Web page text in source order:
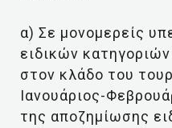
α) Σε μονομερείς
ειδικών
στον κλάδο του
Ιανουάριος-
της αποζημίωσης